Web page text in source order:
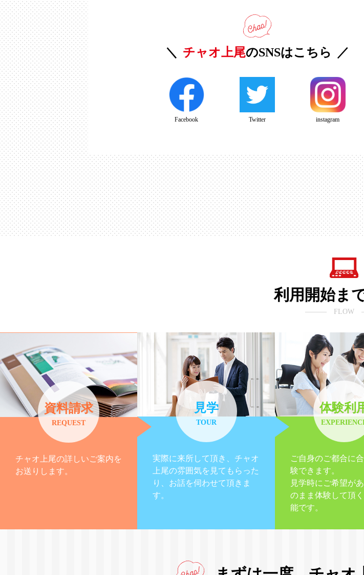
チャオ上尾のSNSはこちら
Facebook Twitter instagram
利用開始ま
――― FLOW
資料請求
REQUEST
チャオ上尾の詳しいご案内を
お送りします。
見学
TOUR
実際に来所して頂き、チャオ
上尾の雰囲気を見てもらった
り、お話を伺わせて頂きま
す。
体験利
ご自身のご都合に
験できます。
見学時にご希望が
のまま体験して頂
能です。